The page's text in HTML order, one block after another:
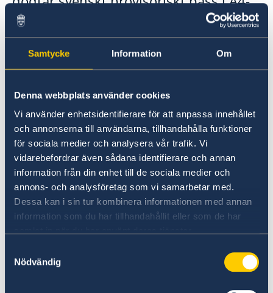
Samtycke Information Om
Denna webbplats använder cookies
Vi använder enhetsidentifierare för att anpassa innehållet
och annonserna till användarna, tillhandahålla funktioner
för sociala medier och analysera vår trafik. Vi
vidarebefordrar även sådana identifierare och annan
information från din enhet till de sociala medier och
annons- och analysföretag som vi samarbetar med.
Dessa kan i sin tur kombinera informationen med annan
information som du har tillhandahållit eller som de har
Nödvändig
Ambassadens reseinformation
Naturförhållanden och katastrofer
Hälso- och sjukvård
Kriminalitet och personlig säkerhet
Trafiksäkerhet
Terrorism
In- och utresebestämmelser
Service för svenska företag
Handel med utlandet
Ekonomisk basfakta
Anmäla handelshinder
Utvecklingssamarbete
Openaid
format. Uppgifterna får du lättast
genom att kontakta respektive
ambassad eller resebyrå.
nödpass/provisoriskt pass i Rwanda:
Personlig inställelse.
En blankett som finns på ambassaden fylls
i samt 2 passfoton medtages som får vara
högst 6 månader gamla.
Polisrapport om passet är stulet.
Giltig fotolegitimation.
För personer under 18 år krävs samtliga